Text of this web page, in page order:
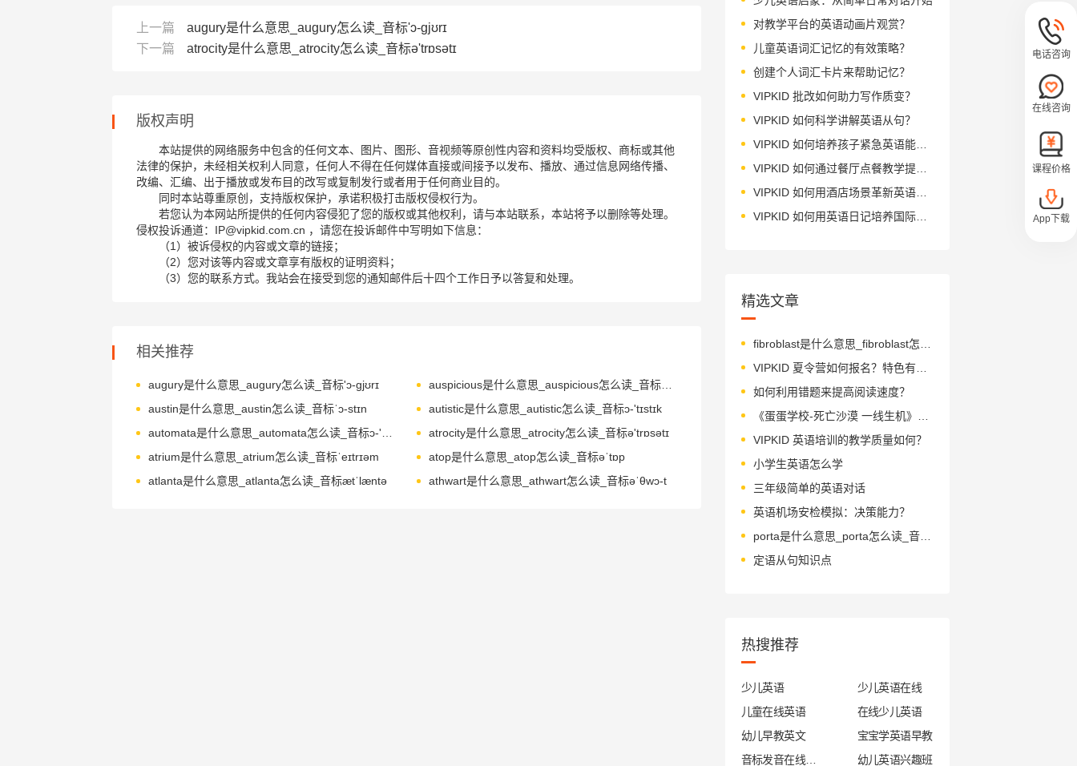
上一篇
augury是什么意思_augury怎么读_音标'ɔ-ɡjʊrɪ
下一篇
atrocity是什么意思_atrocity怎么读_音标ə'trɒsətɪ
版权声明
本站提供的网络服务中包含的任何文本、图片、图形、音视频等原创性内容和资料均受版权、商标或其他
法律的保护，未经相关权利人同意，任何人不得在任何媒体直接或间接予以发布、播放、通过信息网络传播、
改编、汇编、出于播放或发布目的改写或复制发行或者用于任何商业目的。
同时本站尊重原创，支持版权保护，承诺积极打击版权侵权行为。
若您认为本网站所提供的任何内容侵犯了您的版权或其他权利，请与本站联系，本站将予以删除等处理。
侵权投诉通道：IP@vipkid.com.cn ，请您在投诉邮件中写明如下信息：
（1）被诉侵权的内容或文章的链接；
（2）您对该等内容或文章享有版权的证明资料；
（3）您的联系方式。我站会在接受到您的通知邮件后十四个工作日予以答复和处理。
相关推荐
augury是什么意思_augury怎么读_音标'ɔ-ɡjʊrɪ
auspicious是什么意思_auspicious怎么读_音标ɔ-ˈspɪʃəs
austin是什么意思_austin怎么读_音标ˈɔ-stɪn
autistic是什么意思_autistic怎么读_音标ɔ-'tɪstɪk
atrocity是什么意思_atrocity怎么读_音标ə'trɒsətɪ
atrium是什么意思_atrium怎么读_音标ˈeɪtrɪəm
atop是什么意思_atop怎么读_音标əˈtɒp
atlanta是什么意思_atlanta怎么读_音标ætˈlæntə
athwart是什么意思_athwart怎么读_音标əˈθwɔ-t
对教学平台的英语动画片观赏？
儿童英语词汇记忆的有效策略？
创建个人词汇卡片来帮助记忆？
VIPKID 批改如何助力写作质变？
VIPKID 如何科学讲解英语从句？
VIPKID 如何培养孩子紧急英语能力？
VIPKID 如何通过餐厅点餐教学提升少儿英语应用能力？
VIPKID 如何用酒店场景革新英语教学？
VIPKID 如何用英语日记培养国际化人才？
精选文章
VIPKID 夏令营如何报名？特色有哪些？
如何利用错题来提高阅读速度？
VIPKID 英语培训的教学质量如何？
小学生英语怎么学
三年级简单的英语对话
英语机场安检模拟：决策能力？
porta是什么意思_porta怎么读_音标'pɔ-tə
定语从句知识点
热搜推荐
少儿英语
少儿英语在线
儿童在线英语
在线少儿英语
幼儿早教英文
宝宝学英语早教
幼儿英语兴趣班
电话咨询
在线咨询
课程价格
App下载